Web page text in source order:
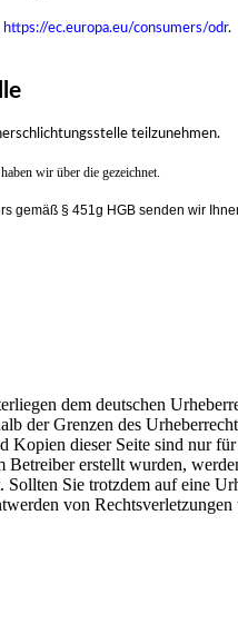
https://ec.europa.eu/consumers/odr.
teilzunehmen.
wir über die gezeichnet.
gemäß § 451g HGB senden wir
dem deutschen
der Grenzen des
dieser Seite sind nur
erstellt wurden,
Sie trotzdem auf eine
von